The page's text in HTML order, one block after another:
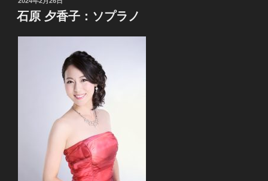
稿
日:
石原 夕香子：ソプラノ